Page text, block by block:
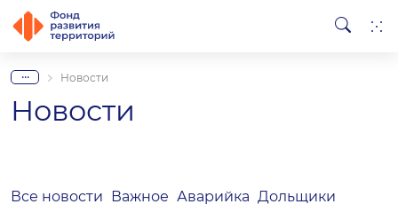
... Новости
Новости
Все новости Важное Аварийка Дольщики